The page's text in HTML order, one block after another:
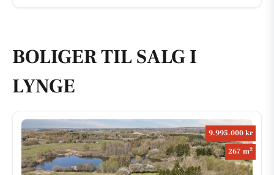
BOLIGER TIL SALG I
LYNGE
9.995.000 kr
267 m2